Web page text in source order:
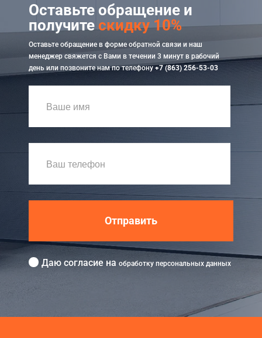
Оставьте обращение и
получитескидку 10%
Оставьте обращение в форме обратной связи и наш
менеджер свяжется с Вами в течении 3 минут в рабочий
день или позвоните нам по телефону+7 (863) 256-53-03
Отправить
Даю согласие на обработку персональных данных